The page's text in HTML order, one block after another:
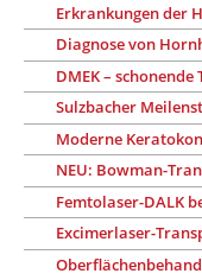
Erkrankungen der
Diagnose von
DMEK –
Sulzbacher
Moderne
NEU: Bowman-
Femtolaser-DALK
Excimerlaser-